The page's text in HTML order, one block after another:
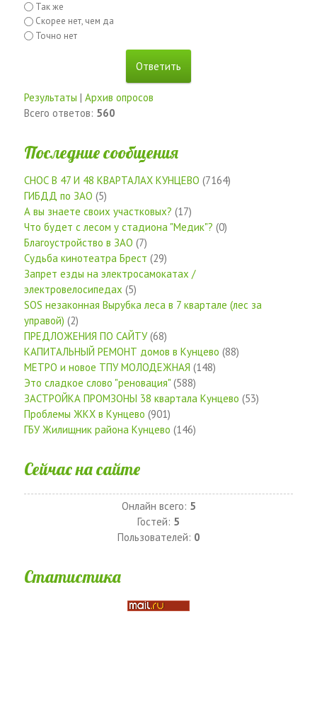
Так же
Скорее нет, чем да
Точно нет
Результаты | Архив опросов
Всего ответов: 560
Последние сообщения
СНОС В 47 И 48 КВАРТАЛАХ КУНЦЕВО (7164)
ГИБДД по ЗАО (5)
А вы знаете своих участковых? (17)
Что будет с лесом у стадиона "Медик"? (0)
Благоустройство в ЗАО (7)
Судьба кинотеатра Брест (29)
Запрет езды на электросамокатах /
электровелосипедах (5)
SOS незаконная Вырубка леса в 7 квартале (лес за
управой) (2)
ПРЕДЛОЖЕНИЯ ПО САЙТУ(68)
КАПИТАЛЬНЫЙ РЕМОНТ домов в Кунцево (88)
МЕТРО и новое ТПУ МОЛОДЕЖНАЯ (148)
Это сладкое слово "реновация" (588)
ЗАСТРОЙКА ПРОМЗОНЫ 38 квартала Кунцево (53)
Проблемы ЖКХ в Кунцево (901)
ГБУ Жилищник района Кунцево (146)
Сейчас на сайте
Онлайн всего: 5
Гостей: 5
Пользователей: 0
Статистика